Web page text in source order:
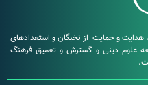
از نخبگان و استعدادهای
و گسترش و تعمیق فرهنگ